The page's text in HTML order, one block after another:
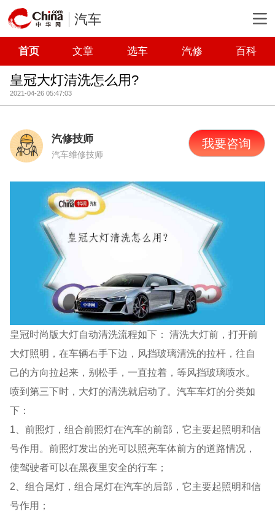
汽车
首页 文章 选车 汽修 百科
皇冠大灯清洗怎么用?
2021-04-26 05:47:03
汽修技师
汽车维修技师
我要咨询
皇冠时尚版大灯自动清洗流程如下： 清洗大灯前，打开前
大灯照明，在车辆右手下边，风挡玻璃清洗的拉杆，往自
己的方向拉起来，别松手，一直拉着，等风挡玻璃喷水。
喷到第三下时，大灯的清洗就启动了。汽车车灯的分类如
下：
1、前照灯，组合前照灯在汽车的前部，它主要起照明和信
号作用。前照灯发出的光可以照亮车体前方的道路情况，
使驾驶者可以在黑夜里安全的行车；
2、组合尾灯，组合尾灯在汽车的后部，它主要起照明和信
号作用；